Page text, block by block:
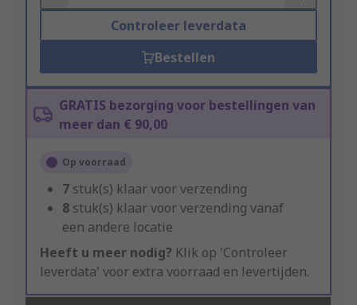
Controleer leverdata
Bestellen
GRATIS bezorging voor bestellingen van
meer dan € 90,00
Op voorraad
7 stuk(s) klaar voor verzending
8 stuk(s) klaar voor verzending vanaf
een andere locatie
Heeft u meer nodig? Klik op 'Controleer
leverdata' voor extra voorraad en levertijden.